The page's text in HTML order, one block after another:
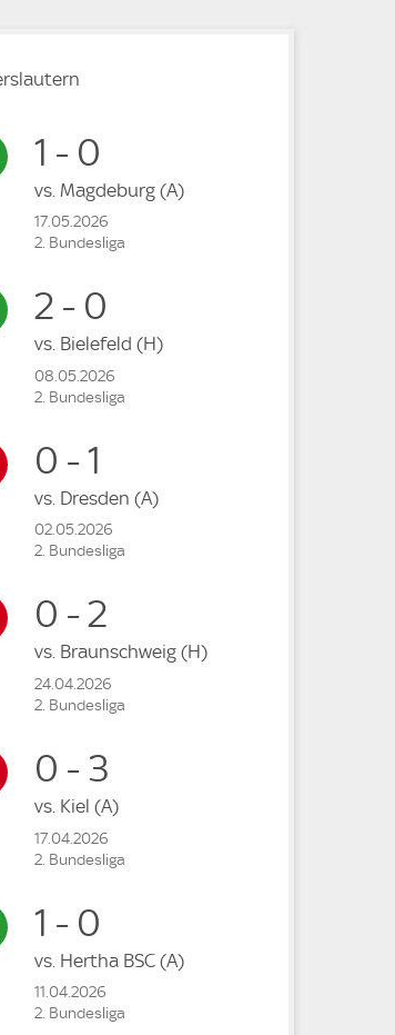
1 - 0
vs. Magdeburg (A)
17.05.2026
2. Bundesliga
2 - 0
vs. Bielefeld (H)
08.05.2026
2. Bundesliga
0 - 1
vs. Dresden (A)
02.05.2026
2. Bundesliga
0 - 2
vs. Braunschweig (H)
24.04.2026
2. Bundesliga
0 - 3
vs. Kiel (A)
17.04.2026
2. Bundesliga
1 - 0
vs. Hertha BSC (A)
11.04.2026
2. Bundesliga